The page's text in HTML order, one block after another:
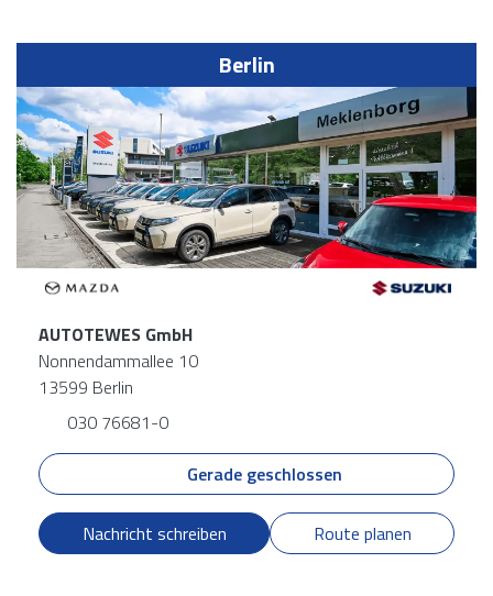
Berlin
AUTOTEWES GmbH
Nonnendammallee 10
13599 Berlin
030 76681-0
Gerade geschlossen
Nachricht schreiben Route planen